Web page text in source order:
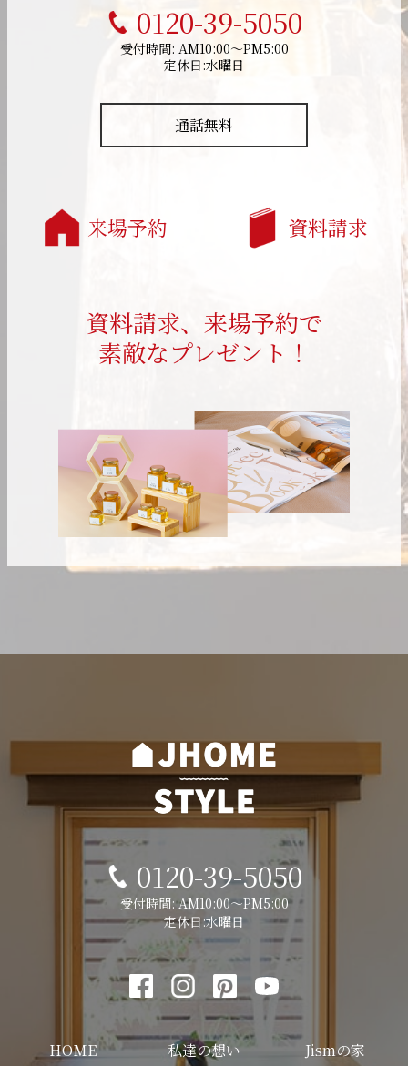
0120-39-5050
受付時間: AM10:00～PM5:00
定休日:水曜日
通話無料
来場予約 資料請求
資料請求、来場予約で
素敵なプレゼント！
0120-39-5050
受付時間: AM10:00～PM5:00
定休日:水曜日
HOME 私達の想い Jismの家